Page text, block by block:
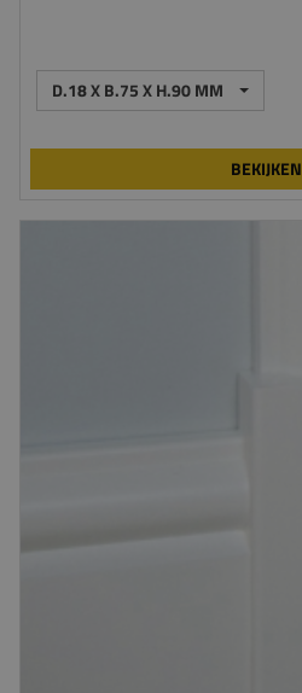
D.18 X B.75 X H.90 MM
BEKIJKEN